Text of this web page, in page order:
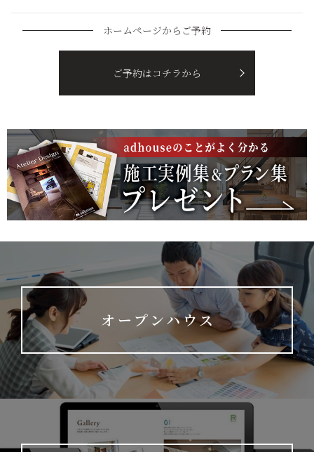
ホームページからご予約
ご予約はコチラから
オープンハウス